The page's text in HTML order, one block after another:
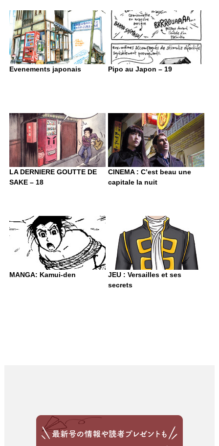
Evenements japonais Pipo au Japon – 19
LA DERNIERE GOUTTE DE
SAKE – 18
CINEMA : C’est beau une
capitale la nuit
MANGA: Kamui-den
JEU : Versailles et ses
secrets